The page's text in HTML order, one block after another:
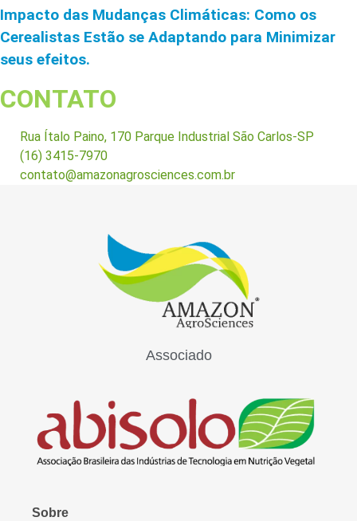
Impacto das Mudanças Climáticas: Como os
Cerealistas Estão se Adaptando para Minimizar
seus efeitos.
CONTATO
Rua Ítalo Paino, 170 Parque Industrial São Carlos-SP
(16) 3415-7970
contato@amazonagrosciences.com.br
Associado
Sobre